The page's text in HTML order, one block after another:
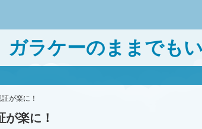
ガラケーのままでも
が楽に！
楽に！